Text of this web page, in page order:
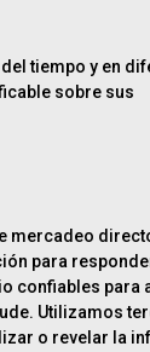
tiempo y en
sobre sus
mercadeo
para
confiables para
Utilizamos
o revelar la